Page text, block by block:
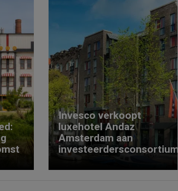
Invesco verkoopt
luxehotel Andaz
Amsterdam aan
investeerdersconsortium